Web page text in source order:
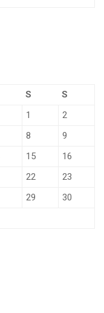
S
S
1
2
8
9
15
16
22
23
29
30